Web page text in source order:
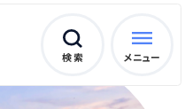
検 索 メニュー